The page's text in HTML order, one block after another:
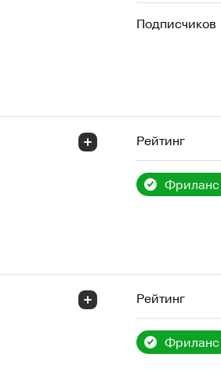
Подписчиков
Рейтинг
Фриланс
Рейтинг
Фриланс